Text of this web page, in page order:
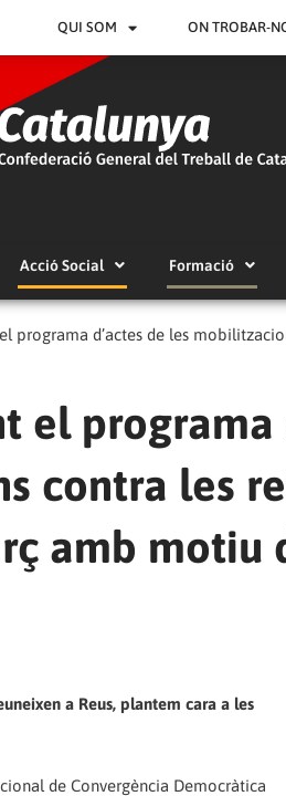
QUI SOM ON TROBAR-
Acció Social Formació
programa d’actes de les
el programa
contra les
amb motiu
a Reus, plantem cara a les
de Convergència Democràtica